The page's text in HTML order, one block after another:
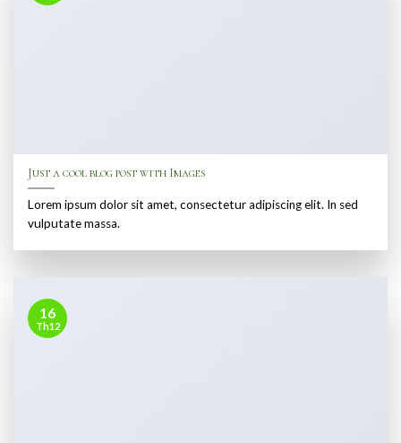
Just a cool blog post with Images
Lorem ipsum dolor sit amet, consectetur adipiscing elit. In sed
vulputate massa.
16
Th12